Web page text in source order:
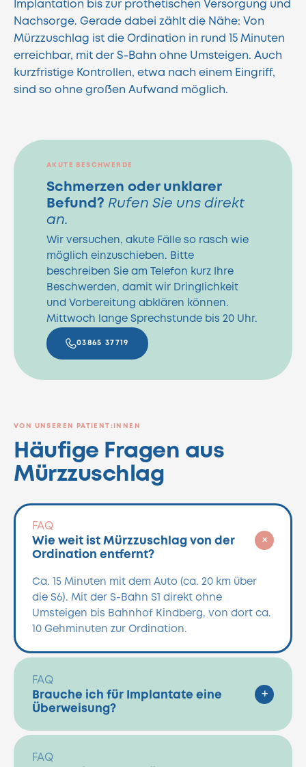
Implantation bis zur prothetischen Versorgung und
Nachsorge. Gerade dabei zählt die Nähe: Von
Mürzzuschlag ist die Ordination in rund 15 Minuten
erreichbar, mit der S-Bahn ohne Umsteigen. Auch
kurzfristige Kontrollen, etwa nach einem Eingriff,
sind so ohne großen Aufwand möglich.
AKUTE BESCHWERDE
Schmerzen oder unklarer
Befund? Rufen Sie uns direkt
an.
Wir versuchen, akute Fälle so rasch wie
möglich einzuschieben. Bitte
beschreiben Sie am Telefon kurz Ihre
Beschwerden, damit wir Dringlichkeit
und Vorbereitung abklären können.
Mittwoch lange Sprechstunde bis 20 Uhr.
03865 37719
VON UNSEREN PATIENT:INNEN
Häufige Fragen aus
Mürzzuschlag
FAQ
Wie weit ist Mürzzuschlag von der
Ordination entfernt?
+
Ca. 15 Minuten mit dem Auto (ca. 20 km über
die S6). Mit der S-Bahn S1 direkt ohne
Umsteigen bis Bahnhof Kindberg, von dort ca.
10 Gehminuten zur Ordination.
FAQ
Brauche ich für Implantate eine
Überweisung?
+
FAQ